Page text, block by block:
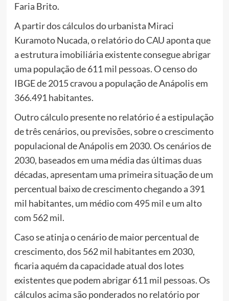
Faria Brito.
A partir dos cálculos do urbanista Miraci
Kuramoto Nucada, o relatório do CAU aponta que
a estrutura imobiliária existente consegue abrigar
uma população de 611 mil pessoas. O censo do
IBGE de 2015 cravou a população de Anápolis em
366.491 habitantes.
Outro cálculo presente no relatório é a estipulação
de três cenários, ou previsões, sobre o crescimento
populacional de Anápolis em 2030. Os cenários de
2030, baseados em uma média das últimas duas
décadas, apresentam uma primeira situação de um
percentual baixo de crescimento chegando a 391
mil habitantes, um médio com 495 mil e um alto
com 562 mil.
Caso se atinja o cenário de maior percentual de
crescimento, dos 562 mil habitantes em 2030,
ficaria aquém da capacidade atual dos lotes
existentes que podem abrigar 611 mil pessoas. Os
cálculos acima são ponderados no relatório por